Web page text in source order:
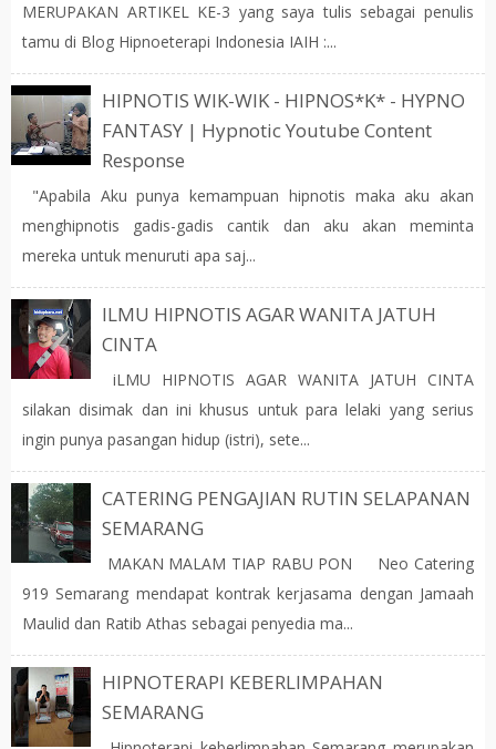
MERUPAKAN ARTIKEL KE-3 yang saya tulis sebagai penulis
tamu di Blog Hipnoeterapi Indonesia IAIH :...
HIPNOTIS WIK-WIK - HIPNOS*K* - HYPNO
FANTASY | Hypnotic Youtube Content
Response
"Apabila Aku punya kemampuan hipnotis maka aku akan
menghipnotis gadis-gadis cantik dan aku akan meminta
mereka untuk menuruti apa saj...
ILMU HIPNOTIS AGAR WANITA JATUH
CINTA
iLMU HIPNOTIS AGAR WANITA JATUH CINTA
silakan disimak dan ini khusus untuk para lelaki yang serius
ingin punya pasangan hidup (istri), sete...
CATERING PENGAJIAN RUTIN SELAPANAN
SEMARANG
MAKAN MALAM TIAP RABU PON Neo Catering
919 Semarang mendapat kontrak kerjasama dengan Jamaah
Maulid dan Ratib Athas sebagai penyedia ma...
HIPNOTERAPI KEBERLIMPAHAN
SEMARANG